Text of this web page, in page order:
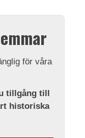
för våra
tillgång till
historiska